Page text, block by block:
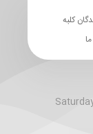
کلبه